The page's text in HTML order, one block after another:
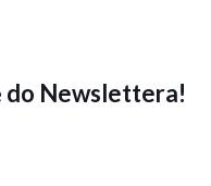
do Newslettera!